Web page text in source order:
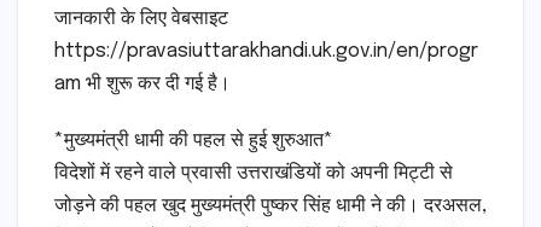
जानकारी के लिए वेबसाइट
https://pravasiuttarakhandi.uk.gov.in/en/progr
am भी शुरू कर दी गई है।
*मुख्यमंत्री धामी की पहल से हुई शुरुआत*
विदेशों में रहने वाले प्रवासी उत्तराखंडियों को अपनी मिट्टी से
जोड़ने की पहल खुद मुख्यमंत्री पुष्कर सिंह धामी ने की। दरअसल,